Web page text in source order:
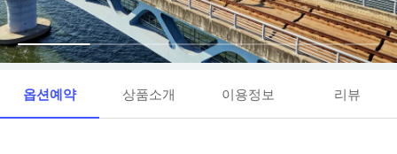
옵션예약 상품소개 이용정보 리뷰